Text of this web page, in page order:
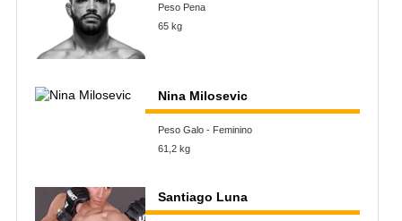
Peso Pena
65 kg
Nina Milosevic
Peso Galo - Feminino
61,2 kg
Santiago Luna